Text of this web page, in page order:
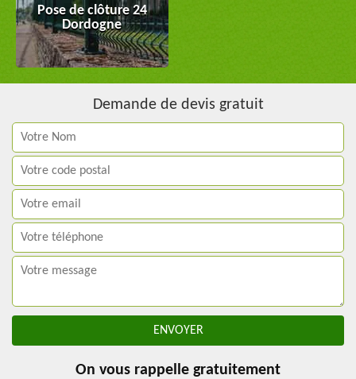
Pose de clôture 24
Dordogne
Demande de devis gratuit
On vous rappelle gratuitement